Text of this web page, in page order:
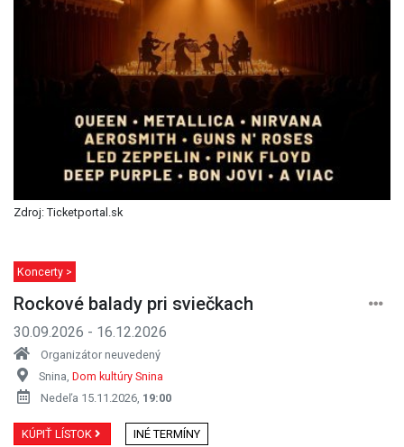
Zdroj: Ticketportal.sk
Koncerty >
Rockové balady pri sviečkach
30.09.2026 - 16.12.2026
Organizátor neuvedený
Snina, Dom kultúry Snina
Nedeľa 15.11.2026, 19:00
KÚPIŤ LÍSTOK INÉ TERMÍNY